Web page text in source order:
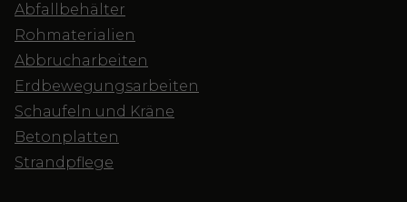
Abfallbehälter
Rohmaterialien
Abbrucharbeiten
Erdbewegungsarbeiten
Schaufeln und Kräne
Betonplatten
Strandpflege